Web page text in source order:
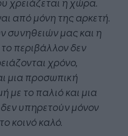
από μόνη της αρκετή.
συνηθειών μας και η
περιβάλλον δεν
χρόνο,
μια προσωπική
με το παλιό και μια
υπηρετούν μόνον
κοινό καλό.